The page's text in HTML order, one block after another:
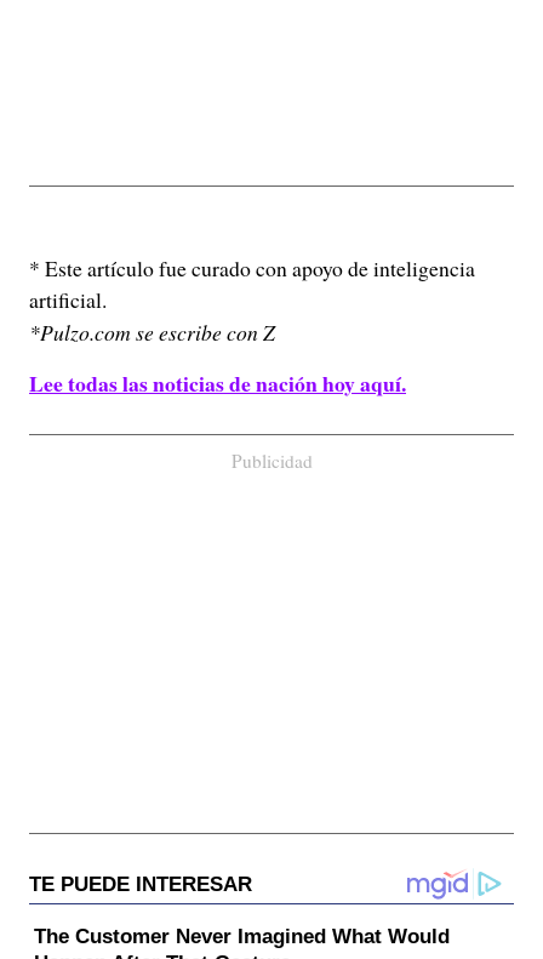
* Este artículo fue curado con apoyo de inteligencia
artificial.
*Pulzo.com se escribe con Z
Lee todas las noticias de nación hoy aquí.
Publicidad